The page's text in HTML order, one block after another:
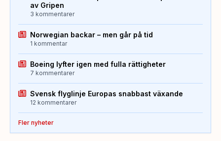
av Gripen
3 kommentarer
Norwegian backar – men går på tid
1 kommentar
Boeing lyfter igen med fulla rättigheter
7 kommentarer
Svensk flyglinje Europas snabbast växande
12 kommentarer
Fler nyheter